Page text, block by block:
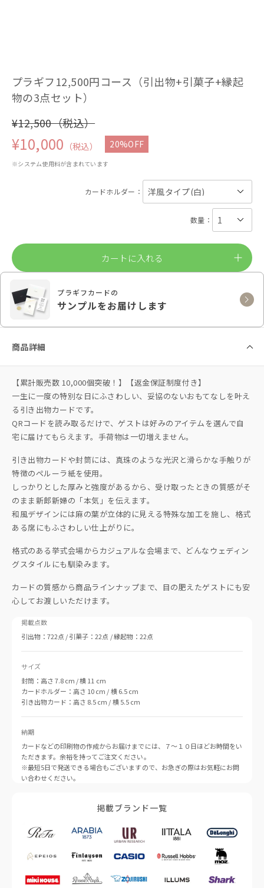
プラギフ12,500円コース（引出物+引菓子+縁起
物の3点セット）
¥12,500（税込）
¥10,000 （税込） 20%OFF
※システム使用料が含まれています
カードホルダー：
数量：
カートに入れる
プラギフカードの
サンプルをお届けします
商品詳細
【累計販売数 10,000個突破！】【返金保証制度付き】
一生に一度の特別な日にふさわしい、妥協のないおもてなしを叶え
る引き出物カードです。
QRコードを読み取るだけで、ゲストは好みのアイテムを選んで自
宅に届けてもらえます。手荷物は一切増えません。
引き出物カードや封筒には、真珠のような光沢と滑らかな手触りが
特徴のペルーラ紙を使用。
しっかりとした厚みと強度があるから、受け取ったときの質感がそ
のまま新郎新婦の「本気」を伝えます。
和風デザインには麻の葉が立体的に見える特殊な加工を施し、格式
ある席にもふさわしい仕上がりに。
格式のある挙式会場からカジュアルな会場まで、どんなウェディン
グスタイルにも馴染みます。
カードの質感から商品ラインナップまで、目の肥えたゲストにも安
心してお渡しいただけます。
掲載点数
引出物：722点 / 引菓子：22点 / 縁起物：22点
サイズ
封筒：高さ 7.8 cm / 横 11 cm
カードホルダー：高さ 10 cm / 横 6.5 cm
引き出物カード：高さ 8.5 cm / 横 5.5 cm
納期
カードなどの印刷物の作成からお届けまでには、７〜１０日ほどお時間をい
ただきます。余裕を持ってご注文ください。
※最短5日で発送できる場合もございますので、お急ぎの際はお気軽にお問
い合わせください。
掲載ブランド一覧